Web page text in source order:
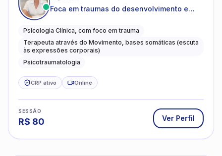
Foca em traumas do desenvolvimento e
Psicologia Clínica, com foco em trauma
Terapeuta através do Movimento, bases somáticas (escuta
às expressões corporais)
Psicotraumatologia
CRP ativo Online
SESSÃO
R$ 80 Ver Perfil